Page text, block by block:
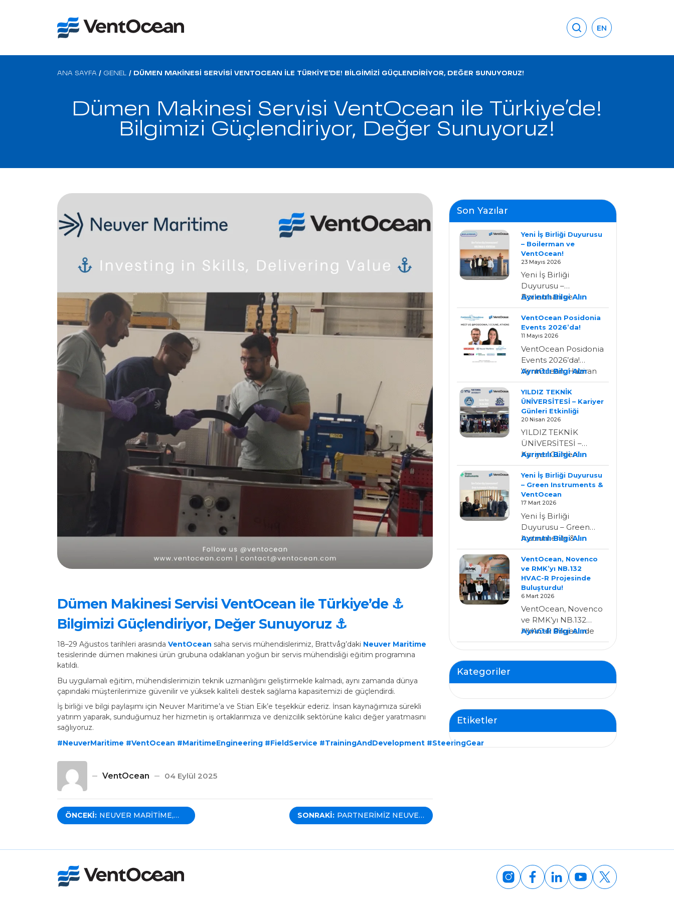
EN
ANA SAYFA / GENEL / DÜMEN MAKINESI SERVISI VENTOCEAN ILE TÜRKIYE’DE! BILGIMIZI GÜÇLENDIRIYOR, DEĞER SUNUYORUZ!
Dümen Makinesi Servisi VentOcean ile Türkiye’de!
Bilgimizi Güçlendiriyor, Değer Sunuyoruz!
Dümen Makinesi Servisi VentOcean ile Türkiye’de ⚓
Bilgimizi Güçlendiriyor, Değer Sunuyoruz ⚓
18–29 Ağustos tarihleri arasında VentOcean saha servis mühendislerimiz, Brattvåg’daki Neuver Maritime
tesislerinde dümen makinesi ürün grubuna odaklanan yoğun bir servis mühendisliği eğitim programına
katıldı.
Bu uygulamalı eğitim, mühendislerimizin teknik uzmanlığını geliştirmekle kalmadı, aynı zamanda dünya
çapındaki müşterilerimize güvenilir ve yüksek kaliteli destek sağlama kapasitemizi de güçlendirdi.
İş birliği ve bilgi paylaşımı için Neuver Maritime’a ve Stian Eik’e teşekkür ederiz. İnsan kaynağımıza sürekli
yatırım yaparak, sunduğumuz her hizmetin iş ortaklarımıza ve denizcilik sektörüne kalıcı değer yaratmasını
sağlıyoruz.
#NeuverMaritime #VentOcean #MaritimeEngineering #FieldService #TrainingAndDevelopment #SteeringGear
VentOcean 04 Eylül 2025
Yazı
gezinmesi
ÖNCEKI: NEUVER MARITIME,
VENTOCEAN &
DÖKME YÜK GEMISI
İÇIN ANLAŞTI!
SONRAKI: PARTNERIMIZ NEUVER
MARITIME ILE
Son Yazılar
Yeni İş Birliği Duyurusu
– Boilerman ve
VentOcean!
23 Mayıs 2026
Yeni İş Birliği
Duyurusu –
Boilerman ve
VentOcean!
VentOcean’ın,
BOILERMAN-Ltd. ile
temsilcilik anlaşması
imzaladığını
duyurmaktan…
Ayrıntılı Bilgi Alın:
Yeni
İş
–
Ve
VentOcean!
VentOcean Posidonia
Events 2026’da!
11 Mayıs 2026
VentOcean Posidonia
Events 2026’da!
VentOcean, Haziran
ayının ilk haftasında
Posidonia Events
2026 için Atina’da
olacak;…
Ayrıntılı Bilgi Alın:
VentOcean
Events
YILDIZ TEKNİK
ÜNİVERSİTESİ – Kariyer
Günleri Etkinliği
20 Nisan 2026
YILDIZ TEKNİK
ÜNİVERSİTESİ –
Kariyer Günleri
Etkinliği 20.04.2026
bizim için çok özel bir
gündü. Öğrencisi…
Ayrıntılı Bilgi Alın:
YILDIZ
TEKNİK
ÜNİVERSİTESİ
Etkinliği
Yeni İş Birliği Duyurusu
– Green Instruments &
VentOcean
17 Mart 2026
Yeni İş Birliği
Duyurusu – Green
Instruments &
VentOcean
VentOcean’ın
Türkiye’de Green
Instruments’ın resmi
yetkili…
Ayrıntılı Bilgi Alın:
Yeni
İş
Duyurusu
Instruments
&
VentOcean
VentOcean, Novenco
ve RMK’yı NB.132
HVAC-R Projesinde
Buluşturdu!
6 Mart 2026
VentOcean, Novenco
ve RMK’yı NB.132
HVAC-R Projesinde
Buluşturdu!
VentOcean olarak,
Ayrıntılı Bilgi Alın:
VentOcean,
Novenco
Ve
NB.132
HVAC-
R
Projesinde
Buluşturdu!
Kategoriler
Etiketler